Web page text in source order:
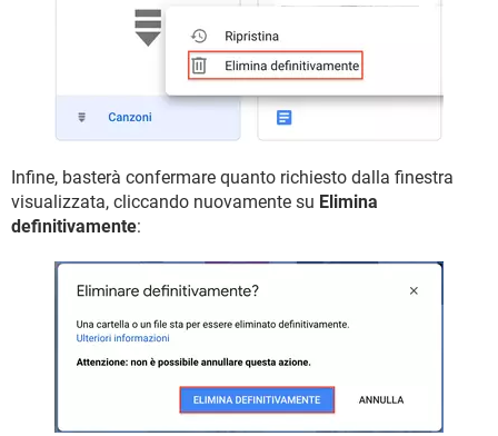
Infine, basterà confermare quanto richiesto dalla finestra
visualizzata, cliccando nuovamente su Elimina
definitivamente: